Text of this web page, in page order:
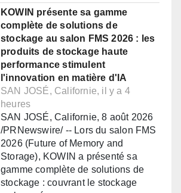
KOWIN présente sa gamme
complète de solutions de
stockage au salon FMS 2026 : les
produits de stockage haute
performance stimulent
l'innovation en matière d'IA
SAN JOSÉ, Californie, il y a 4
heures
SAN JOSÉ, Californie, 8 août 2026
/PRNewswire/ -- Lors du salon FMS
2026 (Future of Memory and
Storage), KOWIN a présenté sa
gamme complète de solutions de
stockage : couvrant le stockage